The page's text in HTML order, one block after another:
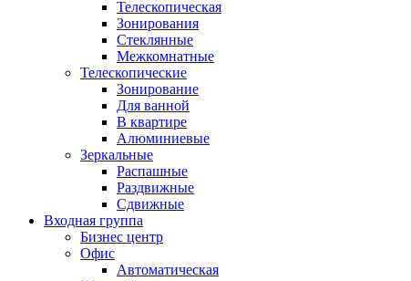
Телескопическая
Зонирования
Стеклянные
Межкомнатные
Телескопические
Зонирование
Для ванной
В квартире
Алюминиевые
Зеркальные
Распашные
Раздвижные
Сдвижные
Входная группа
Бизнес центр
Офис
Автоматическая